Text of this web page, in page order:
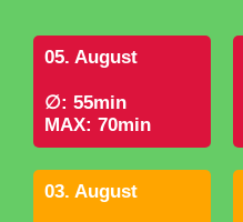
05. August
∅: 55min
MAX: 70min
03. August